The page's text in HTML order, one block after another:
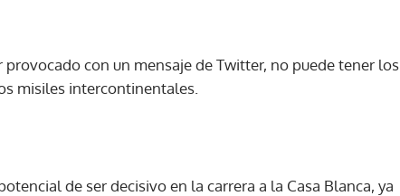
con un mensaje de Twitter, no puede tener los
misiles intercontinentales.
de ser decisivo en la carrera a la Casa Blanca, ya